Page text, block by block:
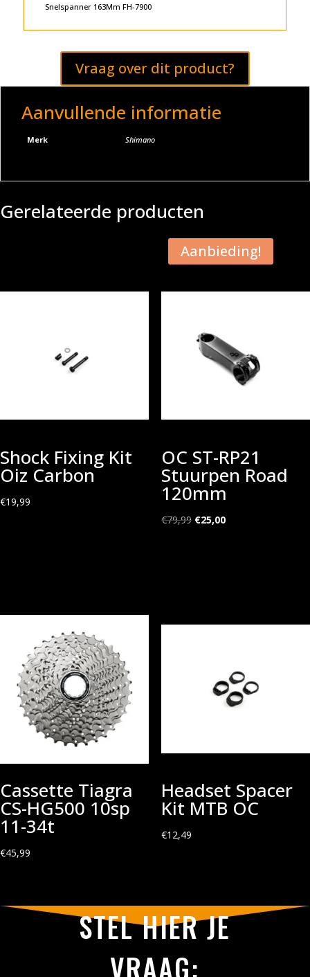
Snelspanner 163Mm FH-7900
Vraag over dit product?
Aanvullende informatie
Merk Shimano
Gerelateerde producten
Shock Fixing Kit
Oiz Carbon
€19,99
Aanbieding!
OC ST-RP21
Stuurpen Road
120mm
€79,99 Oorspronkelijke
€25,00Huidige
Cassette Tiagra
CS-HG500 10sp
11-34t
€45,99
Headset Spacer
Kit MTB OC
€12,49
STEL HIER JE
VRAAG: